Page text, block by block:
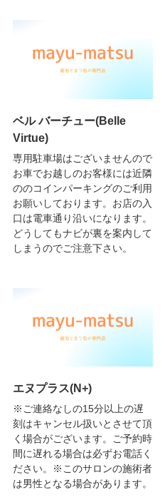
ベル バーチュー(Belle
Virtue)
専用駐車場はございませんので
お車でお越しのお客様には近隣
ののコインパーキングのご利用
お願いしております。お店の入
口は電車通り沿いになります。
どうしてもナビが裏を案内して
しまうのでご注意下さい。
エヌプラス(N+)
※ご連絡なしの15分以上の遅
刻はキャンセル扱いとさせて頂
く場合がございます。ご予約時
間に遅れる場合は必ずお電話く
ださい。※このサロンの施術者
は男性となる場合があります。